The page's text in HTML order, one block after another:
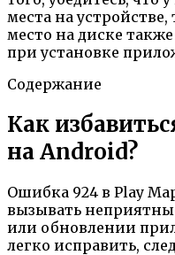
места на
место на диске
при установке
Содержание
Как
на Android?
Ошибка 924 в Play
вызывать
или обновлении
легко исправить,